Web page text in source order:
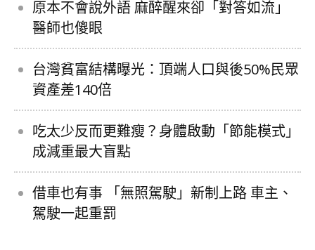
原本不會說外語 麻醉醒來卻「對答如流」
醫師也傻眼
台灣貧富結構曝光：頂端人口與後50%民眾
資產差140倍
吃太少反而更難瘦？身體啟動「節能模式」
成減重最大盲點
借車也有事 「無照駕駛」新制上路 車主、
駕駛一起重罰